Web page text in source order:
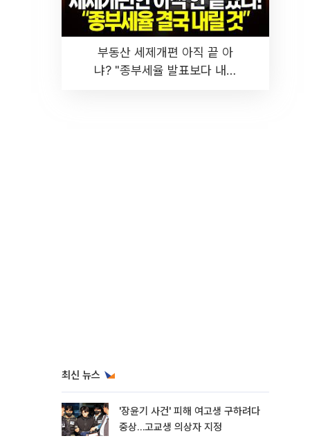
부동산 세제개편 아직 끝 아
냐? "종부세율 발표보다 내릴
최신 뉴스
'장윤기 사건' 피해 여고생 구하려다
중상…고교생 의상자 지정